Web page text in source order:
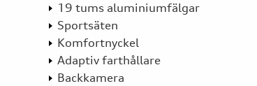
19 tums aluminiumfälgar
Sportsäten
Komfortnyckel
Adaptiv farthållare
Backkamera